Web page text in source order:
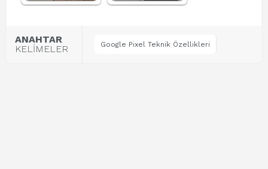
ANAHTAR
KELİMELER
Google Pixel Teknik Özellikleri